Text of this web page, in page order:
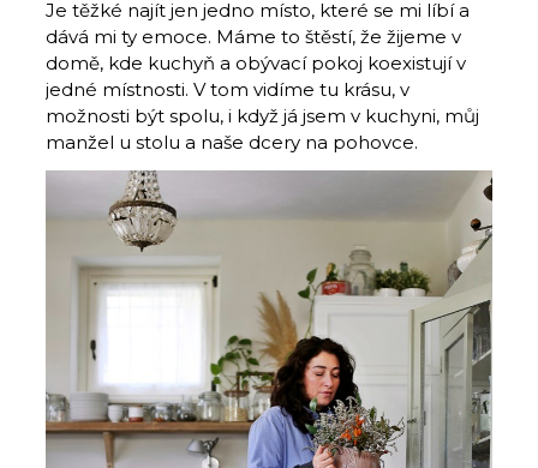
Je těžké najít jen jedno místo, které se mi líbí a
dává mi ty emoce. Máme to štěstí, že žijeme v
domě, kde kuchyň a obývací pokoj koexistují v
jedné místnosti. V tom vidíme tu krásu, v
možnosti být spolu, i když já jsem v kuchyni, můj
manžel u stolu a naše dcery na pohovce.